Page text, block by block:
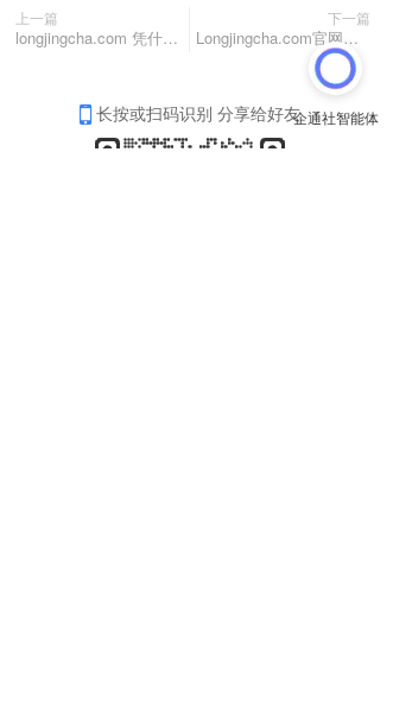
上一篇
longjingcha.com 凭什么把茶叶独立站做得风生水起？
下一篇
Longjingcha.com官网发票申请指南
长按或扫码识别 分享给好友